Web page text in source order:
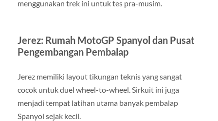
menggunakan trek ini untuk tes pra-musim.
Jerez: Rumah MotoGP Spanyol dan Pusat
Pengembangan Pembalap
Jerez memiliki layout tikungan teknis yang sangat
cocok untuk duel wheel-to-wheel. Sirkuit ini juga
menjadi tempat latihan utama banyak pembalap
Spanyol sejak kecil.